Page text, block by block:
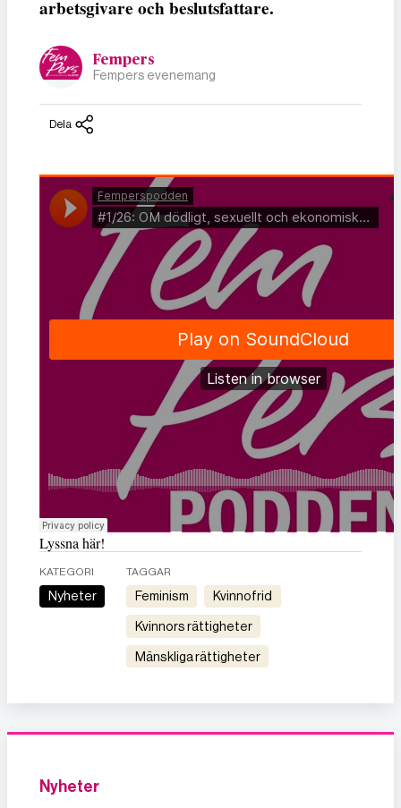
arbetsgivare och beslutsfattare.
Fempers
Fempers evenemang
Dela
Lyssna här!
KATEGORI
Nyheter
TAGGAR
feminism kvinnofrid
kvinnors rättigheter
mänskliga rättigheter
Nyheter